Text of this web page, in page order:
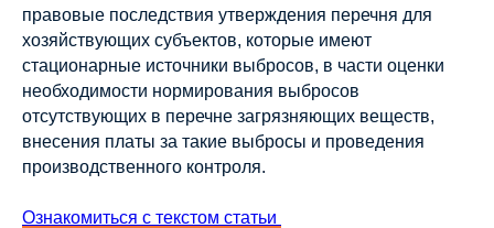
правовые последствия утверждения перечня для
хозяйствующих субъектов, которые имеют
стационарные источники выбросов, в части оценки
необходимости нормирования выбросов
отсутствующих в перечне загрязняющих веществ,
внесения платы за такие выбросы и проведения
производственного контроля.
Ознакомиться с текстом статьи